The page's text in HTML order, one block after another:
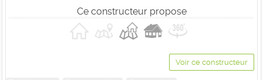
Ce constructeur propose
Voir ce constructeur